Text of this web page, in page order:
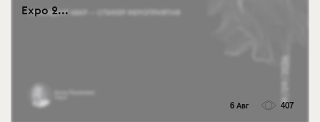
Expo 2...
6 Авг 407